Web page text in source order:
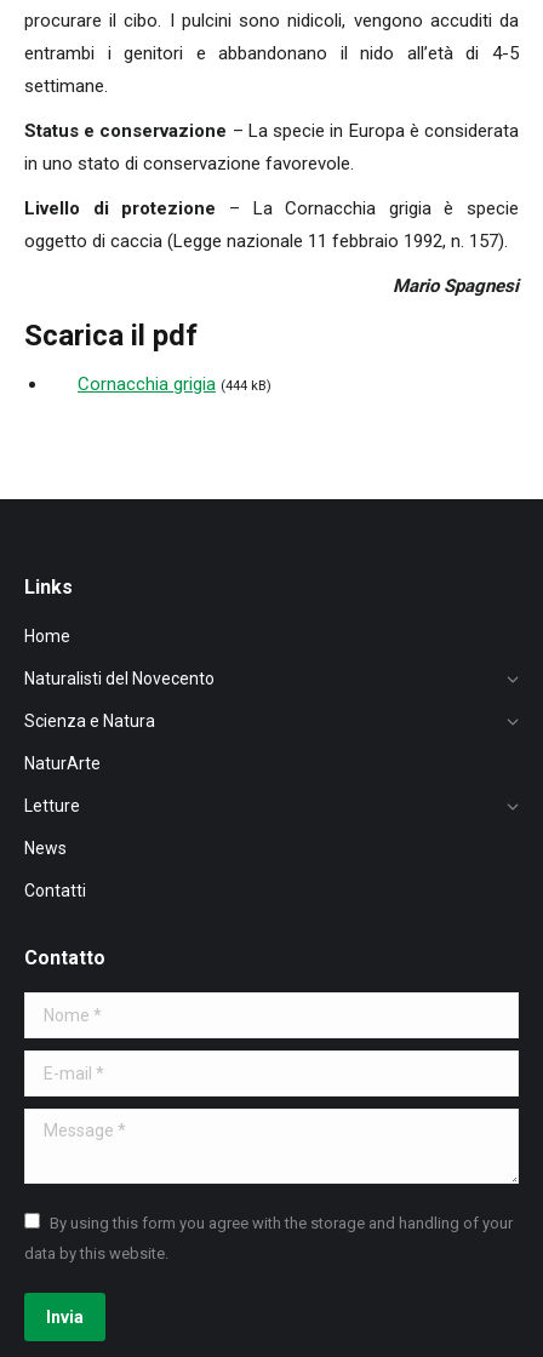
procurare il cibo. I pulcini sono nidicoli, vengono accuditi da
entrambi i genitori e abbandonano il nido all’età di 4-5
settimane.
Status e conservazione – La specie in Europa è considerata
in uno stato di conservazione favorevole.
Livello di protezione – La Cornacchia grigia è specie
oggetto di caccia (Legge nazionale 11 febbraio 1992, n. 157).
Mario Spagnesi
Scarica il pdf
Cornacchia grigia (444 kB)
Links
Home
Naturalisti del Novecento
Scienza e Natura
NaturArte
Letture
News
Contatti
Contatto
Nome *
E-mail *
Message *
By using this form you agree with the storage and handling of your
data by this website.
Invia